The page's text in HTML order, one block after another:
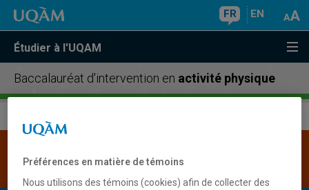
FR EN
Étudier à l'UQAM
Baccalauréat d'intervention en activité physique
disponible.Cliquez ici pour la consulter
Préférences en matière de témoins
Nous utilisons des témoins (cookies) afin de collecter des